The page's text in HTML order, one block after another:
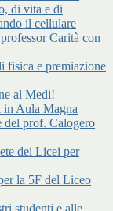
di vita e di
il cellulare
Carità con
fisica e premiazione
al Medi!
in Aula Magna
del prof. Calogero
dei Licei per
la 5F del Liceo